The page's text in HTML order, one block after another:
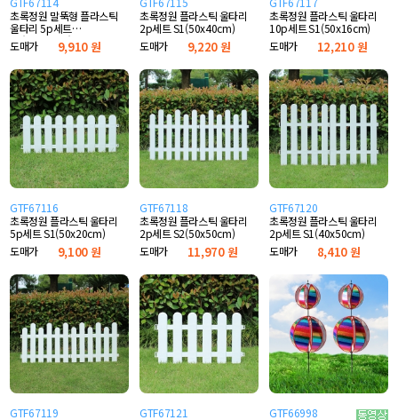
초록정원 말뚝형 플라스틱
울타리 5p세트
S1(50x20cm)
도매가 9,910 원
초록정원 플라스틱 울타리
2p세트 S1(50x40cm)
도매가
9,220 원
초록정원 플라스틱 울타리
10p세트 S1(50x16cm)
도매가
12,210 원
GTF67116
초록정원 플라스틱 울타리
5p세트 S1(50x20cm)
도매가
9,100 원
GTF67118
초록정원 플라스틱 울타리
2p세트 S2(50x50cm)
도매가
11,970 원
GTF67120
초록정원 플라스틱 울타리
2p세트 S1(40x50cm)
도매가
8,410 원
GTF67119
GTF67121
GTF66998